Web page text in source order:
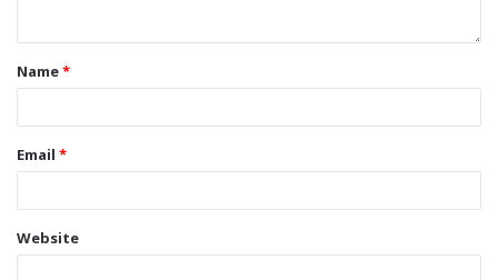
Name*
Email *
Website